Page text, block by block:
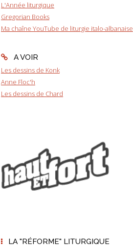
L'Année liturgique
Gregorian Books
Ma chaîne YouTube de liturgie italo-albanaise
A VOIR
Les dessins de Konk
Anne Floc'h
Les dessins de Chard
LA "RÉFORME" LITURGIQUE